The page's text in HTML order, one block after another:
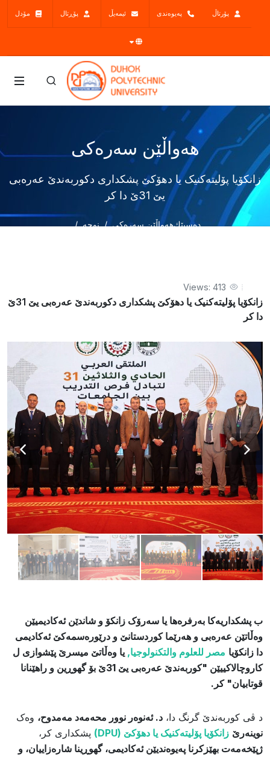
پۆرتاڵ پەیوەندی ئیمەیڵ پۆڕتال مۆدل
هەواڵێن سەرەکی
زانکۆیا پۆلیتەکنیک یا دهۆکێ پشکداری دكوربەندێ عەرەبی
یێ 31ێ دا کر
دەسپێكهەواڵێن سەرەکی
نوچە
Views: 413
زانکۆیا پۆلیتەکنیک یا دهۆکێ پشکداری دكوربەندێ عەرەبی یێ 31ێ
دا کر
ب پشکداریەکا بەرفرەها یا سەرۆک زانکۆ و شاندێن ئەکادیمیێن
وەڵاتێن عەرەبی و هەرێما کوردستانێ و درێورەسمەکێ ئەکادیمی
دا زانکۆیا مصر للعلوم والتكنولوجيا, یا وەڵاتێ میسرێ پێشوازی ل
کاروچالاکییێن "کوربەندێ عەرەبی یێ 31ێ بۆ گهوڕین و راهێنانا
قوتابیان" کر.
​د ڤی کوربەندێ گرنگ دا، د. ئەنوەر نوور محەمەد مەمدوح، وەک
نوینەرێ زانکۆیا پۆلیتەکنیک یا دهۆکێ (DPU)
پشکداری کر،
ژپێخەمەت بهێزکرنا پەیوەندیێن ئەکادیمی، گهوڕینا شارەزاییان، و